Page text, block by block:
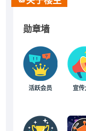
勋章墙
活跃会员 宣传